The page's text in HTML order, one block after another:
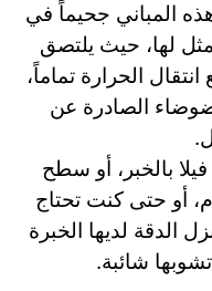
المباني جحيماً في
لها، حيث يلتصق
الحرارة تماماً،
الصادرة عن
بالخبر، أو سطح
أو حتى كنت تحتاج
الدقة لديها الخبرة
شائبة.